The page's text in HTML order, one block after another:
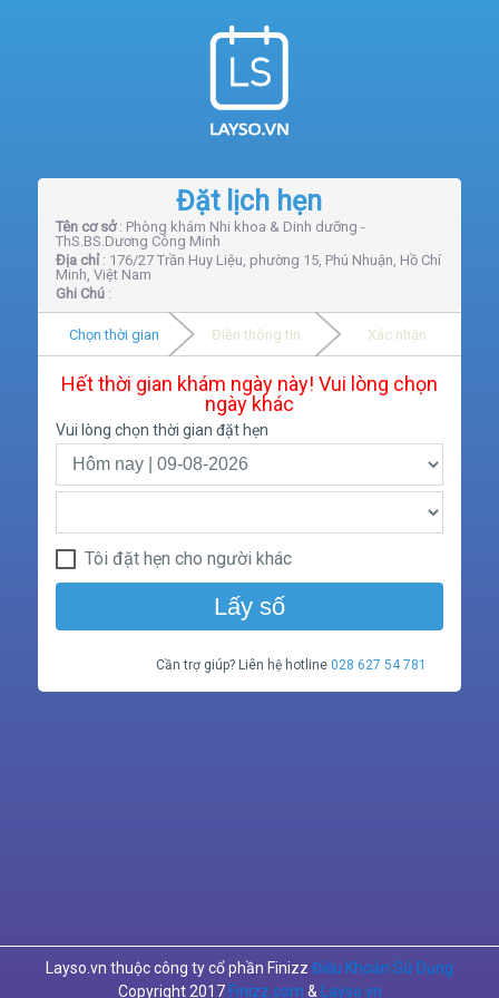
Đặt lịch hẹn
Tên cơ sở: Phòng khám Nhi khoa & Dinh dưỡng -
ThS.BS.Dương Công Minh
Địa chỉ: 176/27 Trần Huy Liệu, phường 15, Phú Nhuận, Hồ Chí
Minh, Việt Nam
Ghi Chú:
Chọn thời gian Điền thông tin Xác nhận
Hết thời gian khám ngày này! Vui lòng chọn
ngày khác
Vui lòng chọn thời gian đặt hẹn
Tôi đặt hẹn cho người khác
Lấy số
Cần trợ giúp? Liên hệ hotline028 627 54 781
Layso.vn thuộc công ty cổ phần Finizz Điều Khoản Sử Dụng
Copyright 2017 Finizz.com & Layso.vn